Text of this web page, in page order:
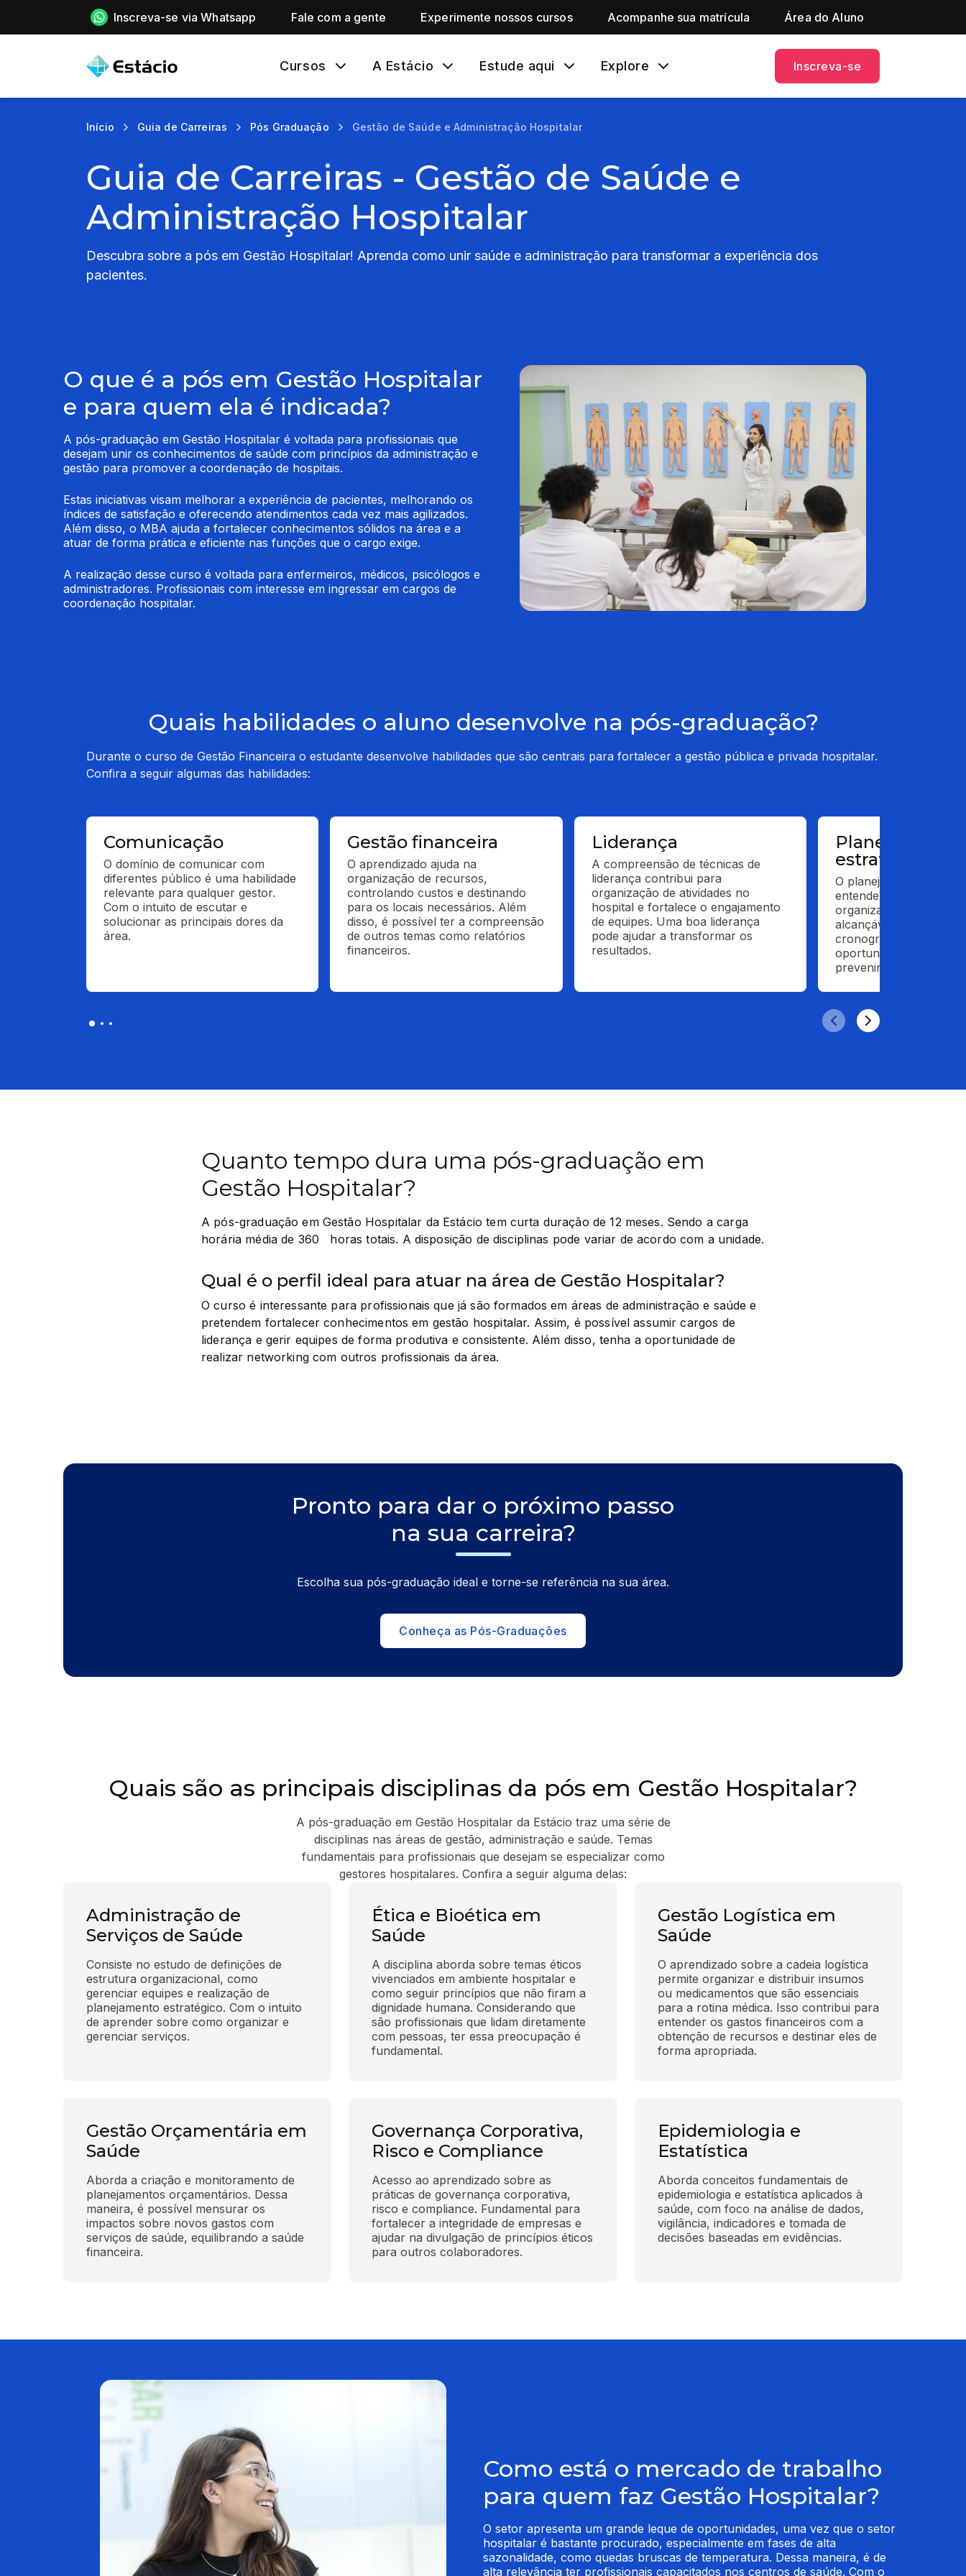
Inscreva-se via Whatsapp Fale com a gente Experimente nossos cursos Acompanhe sua matrícula Área do Aluno
Cursos A Estácio Estude aqui Explore Inscreva-se
Início Guia de Carreiras Pós Graduação Gestão de Saúde e Administração Hospitalar
Guia de Carreiras - Gestão de Saúde e
Administração Hospitalar
Descubra sobre a pós em Gestão Hospitalar! Aprenda como unir saúde e administração para transformar a experiência dos
pacientes.
O que é a pós em Gestão Hospitalar
e para quem ela é indicada?
A pós-graduação em Gestão Hospitalar é voltada para profissionais que
desejam unir os conhecimentos de saúde com princípios da administração e
gestão para promover a coordenação de hospitais.
Estas iniciativas visam melhorar a experiência de pacientes, melhorando os
índices de satisfação e oferecendo atendimentos cada vez mais agilizados.
Além disso, o MBA ajuda a fortalecer conhecimentos sólidos na área e a
atuar de forma prática e eficiente nas funções que o cargo exige.
A realização desse curso é voltada para enfermeiros, médicos, psicólogos e
administradores. Profissionais com interesse em ingressar em cargos de
coordenação hospitalar.
Quais habilidades o aluno desenvolve na pós-graduação?
Durante o curso de Gestão Financeira o estudante desenvolve habilidades que são centrais para fortalecer a gestão pública e privada hospitalar.
Confira a seguir algumas das habilidades:
Comunicação
O domínio de comunicar com
diferentes público é uma habilidade
relevante para qualquer gestor.
Com o intuito de escutar e
solucionar as principais dores da
área.
Gestão financeira
O aprendizado ajuda na
organização de recursos,
controlando custos e destinando
para os locais necessários. Além
disso, é possível ter a compreensão
de outros temas como relatórios
financeiros.
Liderança
A compreensão de técnicas de
liderança contribui para
organização de atividades no
hospital e fortalece o engajamento
de equipes. Uma boa liderança
pode ajudar a transformar os
resultados.
Planejamento
estratégico
O planejamento
entender o panorama
organizações e a
alcançáveis dentro de
cronograma. Além de
oportunidades e
prevenindo crises.
Quanto tempo dura uma pós-graduação em
Gestão Hospitalar?
A pós-graduação em Gestão Hospitalar da Estácio tem curta duração de 12 meses. Sendo a carga
horária média de 360   horas totais. A disposição de disciplinas pode variar de acordo com a unidade.
Qual é o perfil ideal para atuar na área de Gestão Hospitalar?
O curso é interessante para profissionais que já são formados em áreas de administração e saúde e
pretendem fortalecer conhecimentos em gestão hospitalar. Assim, é possível assumir cargos de
liderança e gerir equipes de forma produtiva e consistente. Além disso, tenha a oportunidade de
realizar networking com outros profissionais da área.
Pronto para dar o próximo passo
na sua carreira?
Escolha sua pós-graduação ideal e torne-se referência na sua área.
Conheça as Pós-Graduações
Quais são as principais disciplinas da pós em Gestão Hospitalar?
A pós-graduação em Gestão Hospitalar da Estácio traz uma série de
disciplinas nas áreas de gestão, administração e saúde. Temas
fundamentais para profissionais que desejam se especializar como
gestores hospitalares. Confira a seguir alguma delas:
Administração de
Serviços de Saúde
Consiste no estudo de definições de
estrutura organizacional, como
gerenciar equipes e realização de
planejamento estratégico. Com o intuito
de aprender sobre como organizar e
gerenciar serviços.
Ética e Bioética em
Saúde
A disciplina aborda sobre temas éticos
vivenciados em ambiente hospitalar e
como seguir princípios que não firam a
dignidade humana. Considerando que
são profissionais que lidam diretamente
com pessoas, ter essa preocupação é
fundamental.
Gestão Logística em
Saúde
O aprendizado sobre a cadeia logística
permite organizar e distribuir insumos
ou medicamentos que são essenciais
para a rotina médica. Isso contribui para
entender os gastos financeiros com a
obtenção de recursos e destinar eles de
forma apropriada.
Gestão Orçamentária em
Saúde
Aborda a criação e monitoramento de
planejamentos orçamentários. Dessa
maneira, é possível mensurar os
impactos sobre novos gastos com
serviços de saúde, equilibrando a saúde
financeira.
Governança Corporativa,
Risco e Compliance
Acesso ao aprendizado sobre as
práticas de governança corporativa,
risco e compliance. Fundamental para
fortalecer a integridade de empresas e
ajudar na divulgação de princípios éticos
para outros colaboradores.
Epidemiologia e
Estatística
Aborda conceitos fundamentais de
epidemiologia e estatística aplicados à
saúde, com foco na análise de dados,
vigilância, indicadores e tomada de
decisões baseadas em evidências.
Como está o mercado de trabalho
para quem faz Gestão Hospitalar?
O setor apresenta um grande leque de oportunidades, uma vez que o setor
hospitalar é bastante procurado, especialmente em fases de alta
sazonalidade, como quedas bruscas de temperatura. Dessa maneira, é de
alta relevância ter profissionais capacitados nos centros de saúde. Com o